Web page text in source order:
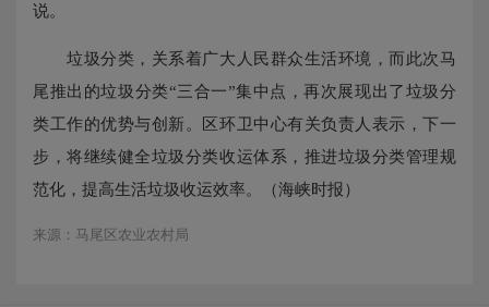
说。
垃圾分类，关系着广大人民群众生活环境，而此次马
尾推出的垃圾分类“三合一”集中点，再次展现出了垃圾分
类工作的优势与创新。区环卫中心有关负责人表示，下一
步，将继续健全垃圾分类收运体系，推进垃圾分类管理规
范化，提高生活垃圾收运效率。（海峡时报）
来源：马尾区农业农村局